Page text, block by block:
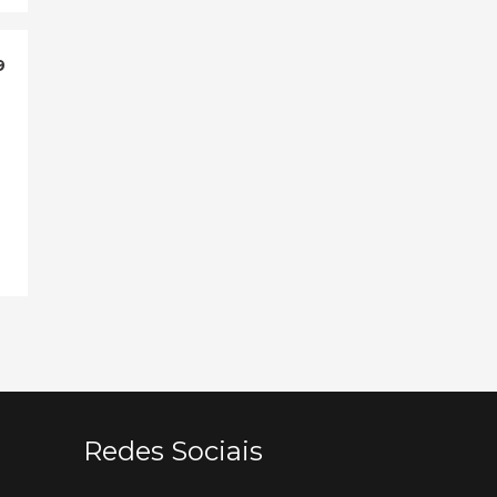
Redes Sociais